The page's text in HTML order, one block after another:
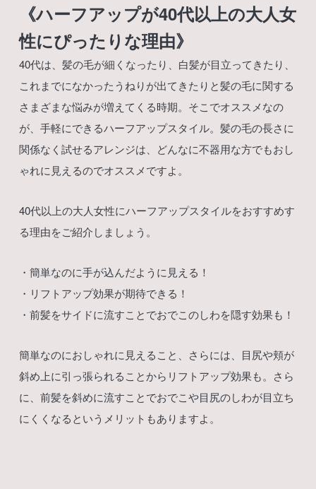
《ハーフアップが40代以上の大人女
性にぴったりな理由》
40代は、髪の毛が細くなったり、白髪が目立ってきたり、
これまでになかったうねりが出てきたりと髪の毛に関する
さまざまな悩みが増えてくる時期。そこでオススメなの
が、手軽にできるハーフアップスタイル。髪の毛の長さに
関係なく試せるアレンジは、どんなに不器用な方でもおし
ゃれに見えるのでオススメですよ。
40代以上の大人女性にハーフアップスタイルをおすすめす
る理由をご紹介しましょう。
・簡単なのに手が込んだように見える！
・リフトアップ効果が期待できる！
・前髪をサイドに流すことでおでこのしわを隠す効果も！
簡単なのにおしゃれに見えること、さらには、目尻や頬が
斜め上に引っ張られることからリフトアップ効果も。さら
に、前髪を斜めに流すことでおでこや目尻のしわが目立ち
にくくなるというメリットもありますよ。